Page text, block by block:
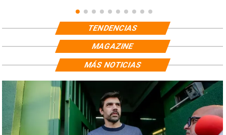
TENDENCIAS
MAGAZINE
MÁS NOTICIAS